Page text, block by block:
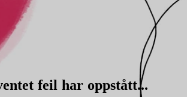
feil har oppstått...